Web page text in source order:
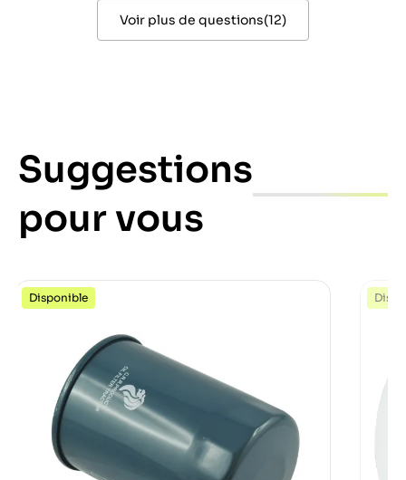
Voir plus de questions(12)
Suggestions
pour vous
Disponible